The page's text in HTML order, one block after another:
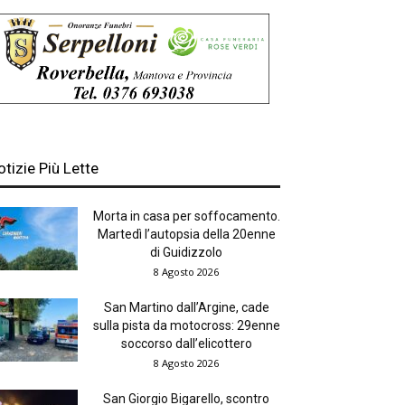
Più Lette
Morta in casa per soffocamento.
Martedì l’autopsia della 20enne
di Guidizzolo
8 Agosto 2026
San Martino dall’Argine, cade
sulla pista da motocross: 29enne
soccorso dall’elicottero
8 Agosto 2026
San Giorgio Bigarello, scontro